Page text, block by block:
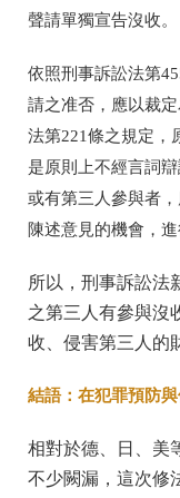
聲請單獨宣告沒收。
依照刑事訴訟法第
請之准否，應以裁
法第221條之規定，
是原則上不經言詞
或有第三人參與者
陳述意見的機會，
所以，刑事訴訟法
之第三人有參與沒
收、侵害第三人的
結語：在犯罪預防
相對於德、日、美
不少闕漏，這次修